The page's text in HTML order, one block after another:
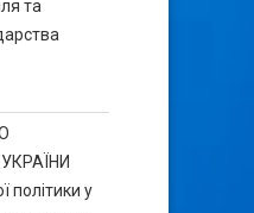
та
політики у